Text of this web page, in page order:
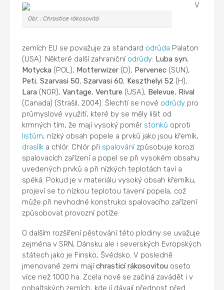
Obr. : Chrastice rákosovitá
V
zemích EU se považuje za standard odrůda Palaton
(USA). Některé další zahraniční odrůdy: Luba syn.
Motycka (POL), Motterwizer (D), Pervenec (SUN),
Peti,Szarvasi 50,Szarvasi 60, Keszthelyi 52 (H),
Lara (NOR),Vantage,Venture (USA), Belevue, Rival
(Canada) (Strašil, 2004). Šlechtí se nové odrůdy pro
průmyslové využití, které by se měly lišit od
krmných tím, že mají vysoký poměr stonků oproti
listům, nízký obsah popele a prvků jako jsou křemík,
draslík a chlór. Chlór při spalovánízpůsobuje korozi
spalovacích zařízení a popel se při vysokém obsahu
uvedených prvků a při nízkých teplotách taví a
spéká. Pokud je v materiálu vysoký obsah křemíku,
projeví se to nízkou teplotou tavení popela, což
může při nevhodné konstrukci spalovacího zařízení
způsobovat provozní potíže.
O dalším rozšíření pěstování této plodiny se uvažuje
zejména v SRN, Dánsku ale i severských Evropských
státech jako je Finsko, Švédsko. V posledně
jmenované zemi majíchrasticí rákosovitou oseto
více než 1000 ha. Zcela nově se začíná zavádět i v
pobaltských zemích, kde jí dávají přednost před